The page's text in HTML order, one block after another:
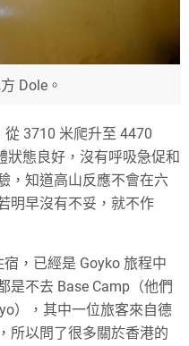
Dole。
3710 米爬升至 4470
狀態良好，沒有呼吸急促和
，知道高山反應不會在六
明早沒有不妥，就不作
，已經是 Goyko 旅程中
是不去 Base Camp（他們
），其中一位旅客來自德
所以問了很多關於香港的